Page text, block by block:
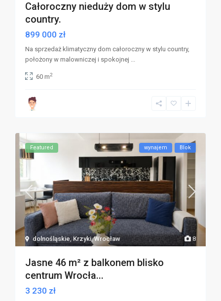
Całoroczny nieduży dom w stylu
country.
899 000 zł
Na sprzedaż klimatyczny dom całoroczny w stylu country,
położony w malowniczej i spokojnej ...
60 m2
8
dolnośląskie,Krzyki,Wrocław
Featured wynajem Blok
Jasne 46 m² z balkonem blisko
centrum Wrocła...
3 230 zł